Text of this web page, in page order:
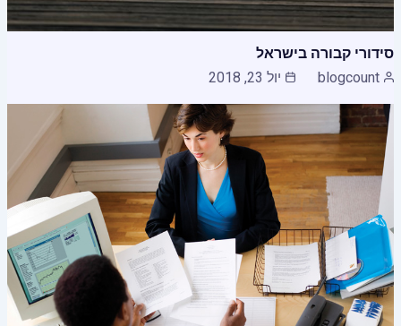
סידורי קבורה בישראל
blogcount
יול 23, 2018